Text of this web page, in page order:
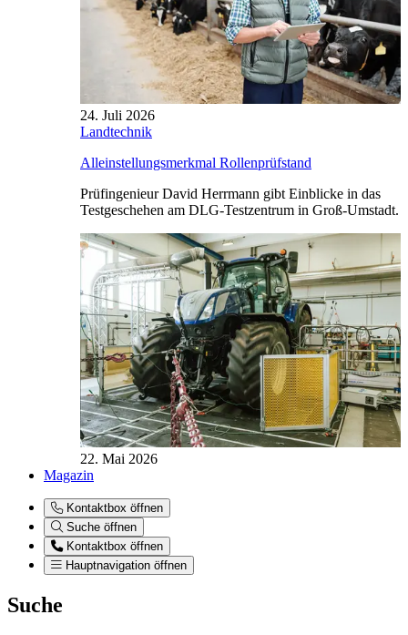
24. Juli 2026
Landtechnik
Alleinstellungsmerkmal Rollenprüfstand
Prüfingenieur David Herrmann gibt Einblicke in das
Testgeschehen am DLG-Testzentrum in Groß-Umstadt.
22. Mai 2026
Magazin
Kontaktbox öffnen
Suche öffnen
Kontaktbox öffnen
Hauptnavigation öffnen
Suche